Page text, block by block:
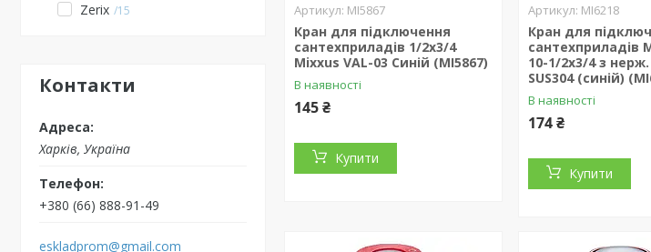
Zerix 15
Контакти
Харків, Україна
+380 (66) 888-91-49
eskladprom@gmail.com
MI5867
Кран для підключення
сантехприладів 1/2x3/4
Mixxus VAL-03 Синій (MI5867)
В наявності
145 ₴
Купити
MI6218
Кран для
сантехприладів
10-1/2x3/4 з нерж.
SUS304 (синій)
В наявності
174 ₴
Купити